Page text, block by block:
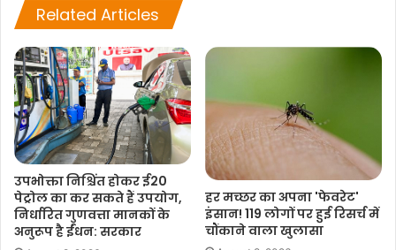
b
o
k
s
p
p
t
r
L
n
k
e
Related Articles
उपभोक्ता निश्चिंत होकर ई20
पेट्रोल का कर सकते हैं उपयोग,
निर्धारित गुणवत्ता मानकों के
अनुरूप है ईंधन: सरकार
हर मच्छर का अपना 'फेवरेट'
इंसान! 119 लोगों पर हुई रिसर्च में
चौंकाने वाला खुलासा